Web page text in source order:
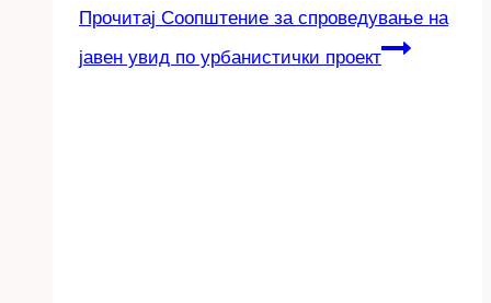
Прочитај Соопштение за спроведување на
јавен увид по урбанистички проект